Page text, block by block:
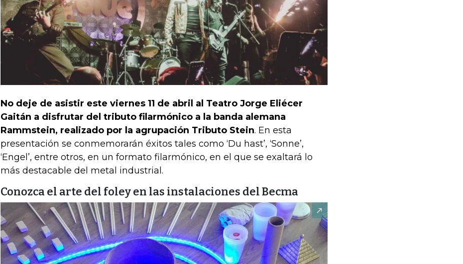
No deje de asistir este viernes 11 de abril al Teatro Jorge Eliécer
Gaitán a disfrutar del tributo filarmónico a la banda alemana
Rammstein, realizado por la agrupación Tributo Stein. En esta
presentación se conmemorarán éxitos tales como ‘Du hast’, ‘Sonne’,
‘Engel’, entre otros, en un formato filarmónico, en el que se exaltará lo
más destacable del metal industrial.
Conozca el arte del foley en las instalaciones del Becma